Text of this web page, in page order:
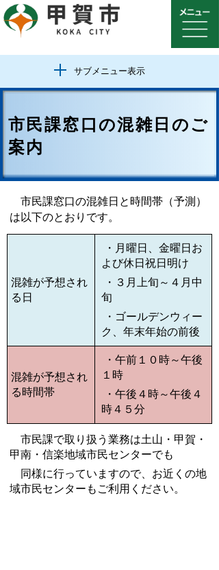
サブメニュー表示
市民課窓口の混雑日のご
案内
市民課窓口の混雑日と時間帯（予測）
は以下のとおりです。
混雑が予想され
る日
・月曜日、金曜日お
よび休日祝日明け
・３月上旬～４月中
旬
・ゴールデンウィー
ク、年末年始の前後
混雑が予想され
る時間帯
・午前１０時～午後
１時
・午後４時～午後４
時４５分
市民課で取り扱う業務は土山・甲賀・
甲南・信楽地域市民センターでも
同様に行っていますので、お近くの地
域市民センターもご利用ください。